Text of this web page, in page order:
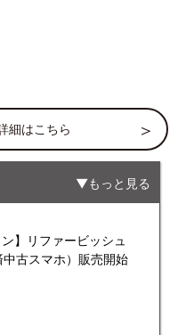
細はこちら
もっと見る
ン】リファービッシュ
古スマホ）販売開始